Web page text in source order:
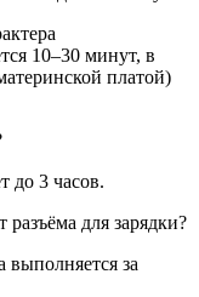
10–30 минут, в
платой)
до 3 часов.
для зарядки?
выполняется за